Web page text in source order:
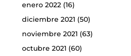
enero 2022(16)
diciembre 2021 (50)
noviembre 2021 (63)
octubre 2021 (60)